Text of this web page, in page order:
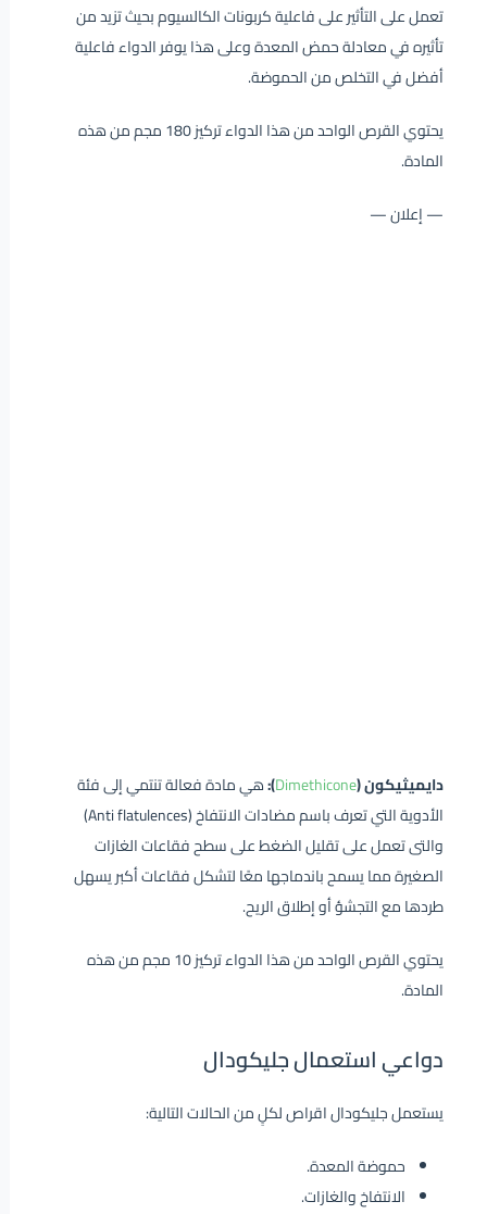
تعمل على التأثير على فاعلية كربونات الكالسيوم بحيث تزيد من
تأثيره في معادلة حمض المعدة وعلى هذا يوفر الدواء فاعلية
أفضل في التخلص من الحموضة.
يحتوي القرص الواحد من هذا الدواء تركيز 180 مجم من هذه
المادة.
— إعلان —
دايميثيكون (Dimethicone
):هي مادة فعالة تنتمي إلى فئة
الأدوية التي تعرف باسم مضادات الانتفاخ (Anti flatulences)
والتى تعمل على تقليل الضغط على سطح فقاعات الغازات
الصغيرة مما يسمح باندماجها معًا لتشكل فقاعات أكبر يسهل
طردها مع التجشؤ أو إطلاق الريح.
يحتوي القرص الواحد من هذا الدواء تركيز 10 مجم من هذه
المادة.
دواعي استعمال جليكودال
يستعمل جليكودال اقراص لكلٍ من الحالات التالية:
حموضة المعدة.
الانتفاخ والغازات.